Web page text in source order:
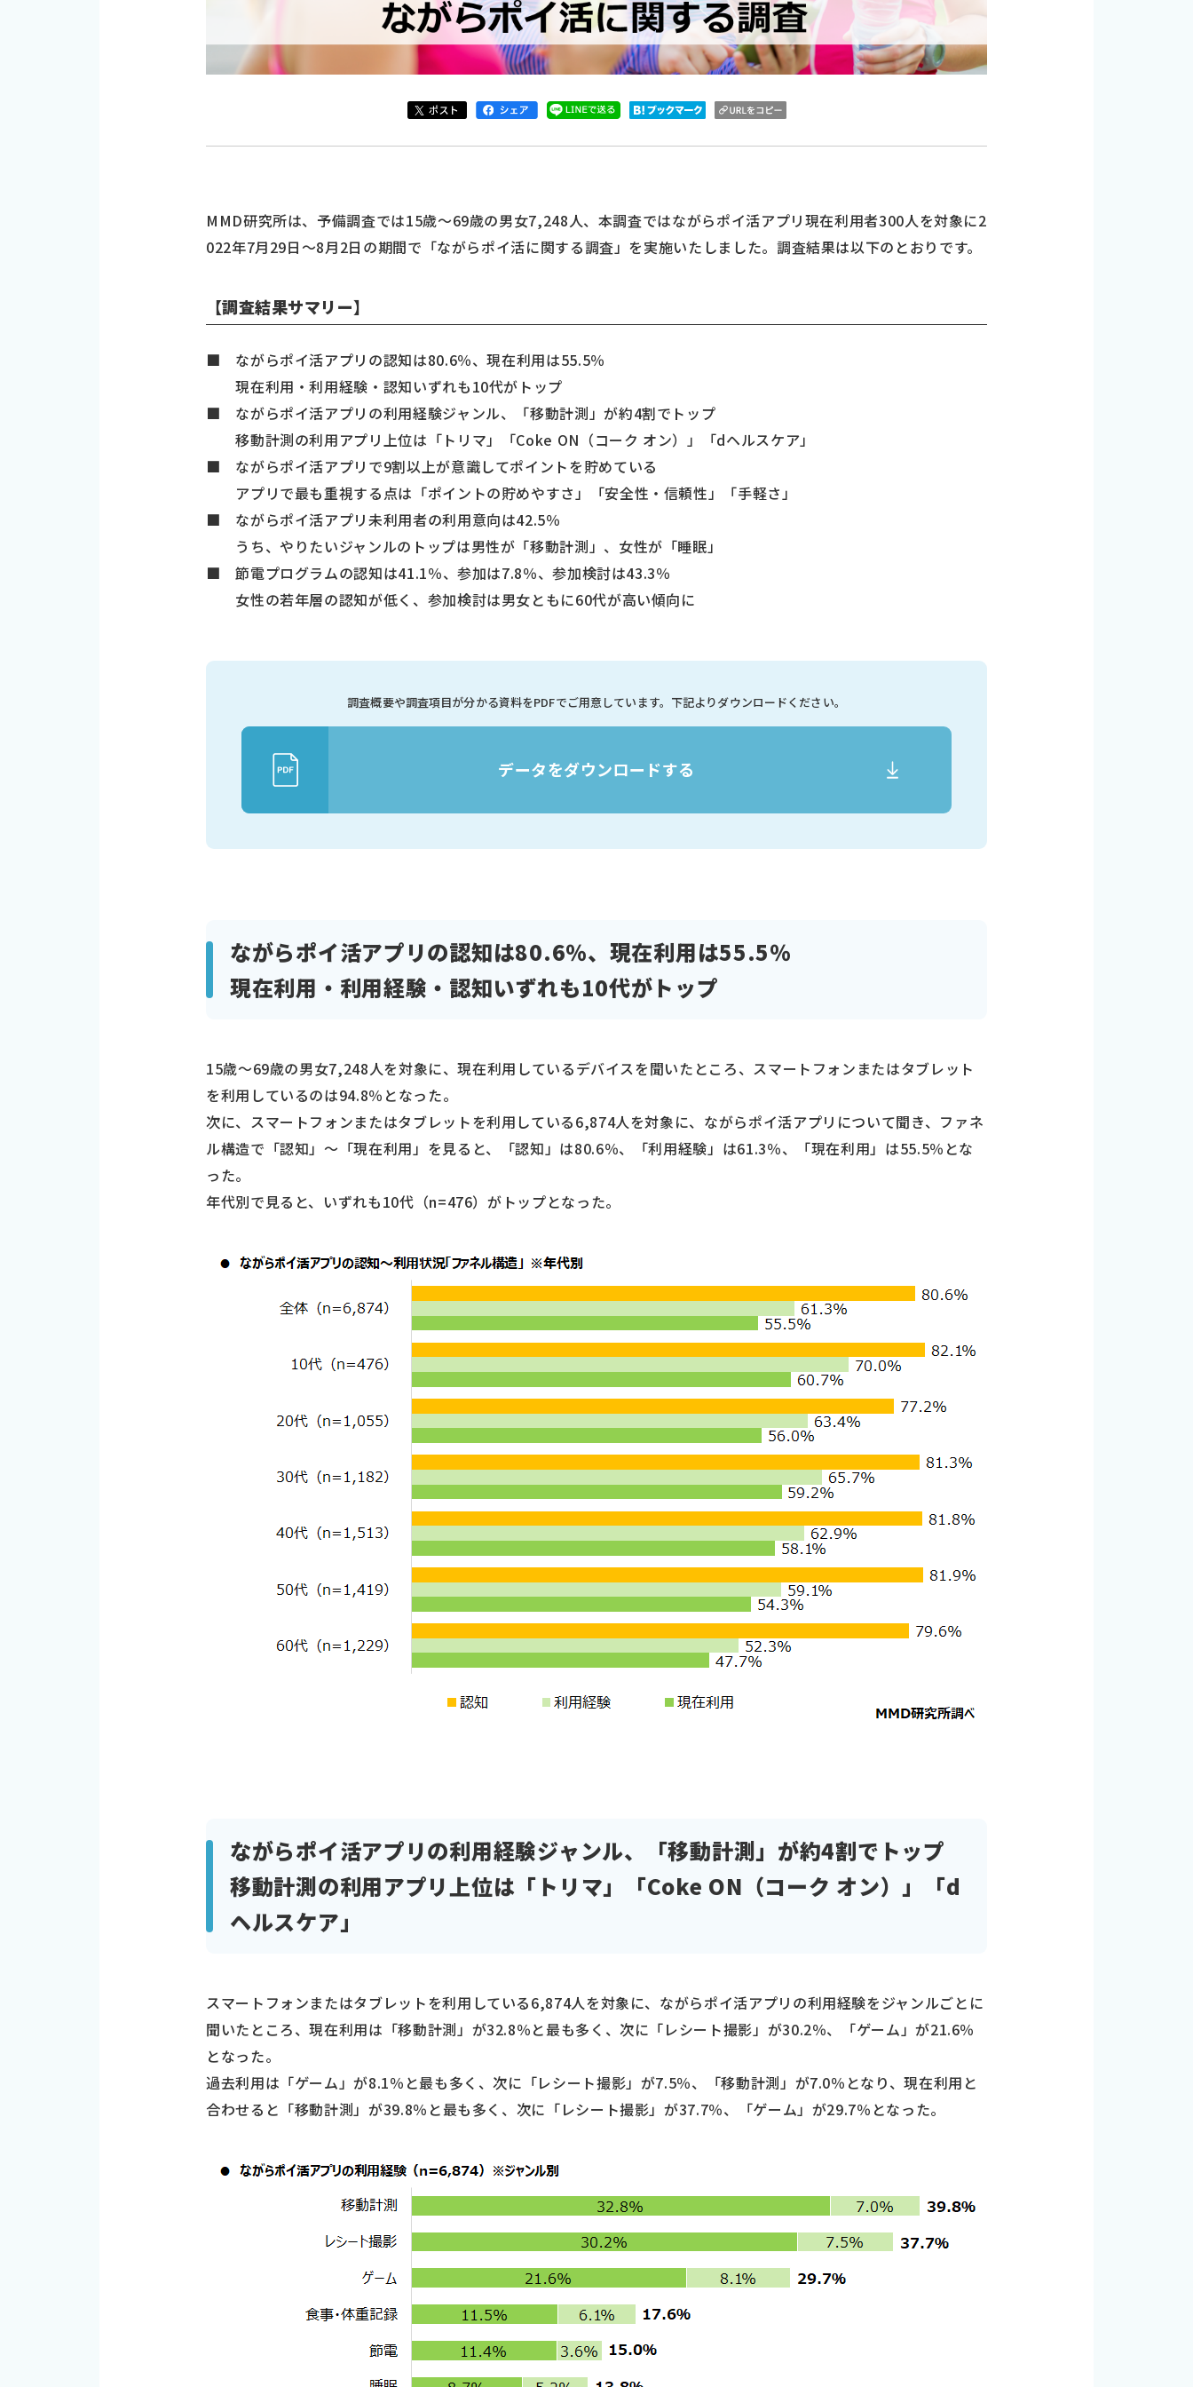
MMD研究所は、予備調査では15歳～69歳の男女7,248人、本調査ではながらポイ活アプリ現在利用者300人を対象に2
022年7月29日～8月2日の期間で「ながらポイ活に関する調査」を実施いたしました。調査結果は以下のとおりです。
【調査結果サマリー】
■ ながらポイ活アプリの認知は80.6％、現在利用は55.5％
現在利用・利用経験・認知いずれも10代がトップ
■ ながらポイ活アプリの利用経験ジャンル、「移動計測」が約4割でトップ
移動計測の利用アプリ上位は「トリマ」「Coke ON（コーク オン）」「dヘルスケア」
■ ながらポイ活アプリで9割以上が意識してポイントを貯めている
アプリで最も重視する点は「ポイントの貯めやすさ」「安全性・信頼性」「手軽さ」
■ ながらポイ活アプリ未利用者の利用意向は42.5％
うち、やりたいジャンルのトップは男性が「移動計測」、女性が「睡眠」
■ 節電プログラムの認知は41.1％、参加は7.8％、参加検討は43.3％
女性の若年層の認知が低く、参加検討は男女ともに60代が高い傾向に
調査概要や調査項目が分かる資料をPDFでご用意しています。 下記よりダウンロードください。
データをダウンロードする
ながらポイ活アプリの認知は80.6％、現在利用は55.5％
現在利用・利用経験・認知いずれも10代がトップ
15歳～69歳の男女7,248人を対象に、現在利用しているデバイスを聞いたところ、スマートフォンまたはタブレット
を利用しているのは94.8％となった。
次に、スマートフォンまたはタブレットを利用している6,874人を対象に、ながらポイ活アプリについて聞き、ファネ
ル構造で「認知」～「現在利用」を見ると、「認知」は80.6％、「利用経験」は61.3％、「現在利用」は55.5％とな
った。
年代別で見ると、いずれも10代（n=476）がトップとなった。
ながらポイ活アプリの利用経験ジャンル、「移動計測」が約4割でトップ
移動計測の利用アプリ上位は「トリマ」「Coke ON（コーク オン）」「d
ヘルスケア」
スマートフォンまたはタブレットを利用している6,874人を対象に、ながらポイ活アプリの利用経験をジャンルごとに
聞いたところ、現在利用は「移動計測」が32.8％と最も多く、次に「レシート撮影」が30.2％、「ゲーム」が21.6％
となった。
過去利用は「ゲーム」が8.1％と最も多く、次に「レシート撮影」が7.5％、「移動計測」が7.0％となり、現在利用と
合わせると「移動計測」が39.8％と最も多く、次に「レシート撮影」が37.7％、「ゲーム」が29.7％となった。